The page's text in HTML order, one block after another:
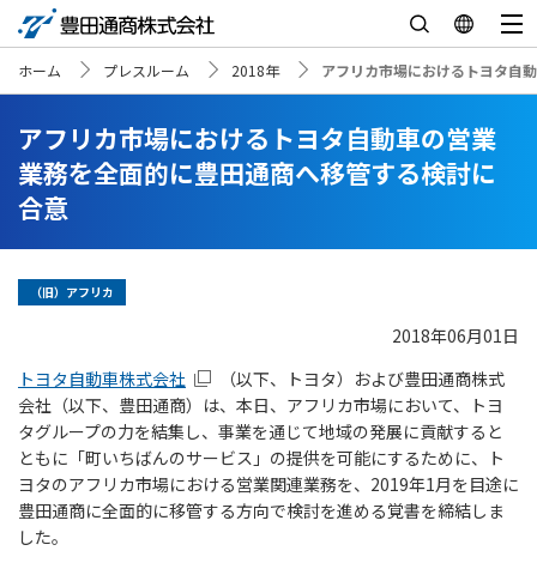
ホーム プレスルーム 2018年 アフリカ市場におけるトヨタ自
アフリカ市場におけるトヨタ自動車の営業
業務を全面的に豊田通商へ移管する検討に
合意
（旧）アフリカ
2018年06月01日
トヨタ自動車株式会社
（以下、トヨタ）および豊田通商株式
会社（以下、豊田通商）は、本日、アフリカ市場において、トヨ
タグループの力を結集し、事業を通じて地域の発展に貢献すると
ともに「町いちばんのサービス」の提供を可能にするために、ト
ヨタのアフリカ市場における営業関連業務を、2019年1月を目途に
豊田通商に全面的に移管する方向で検討を進める覚書を締結しま
した。